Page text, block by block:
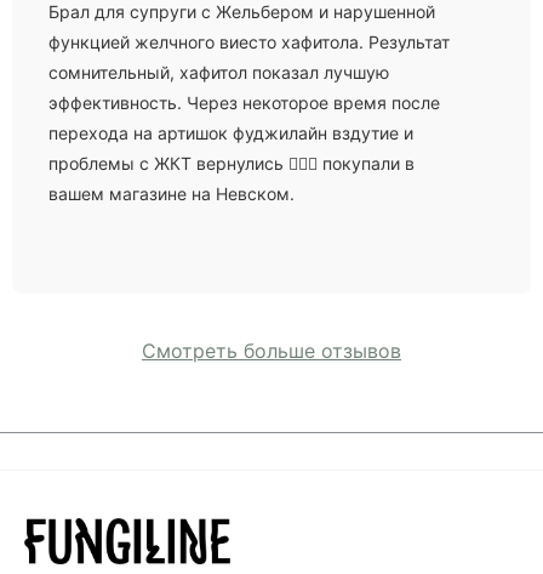
Брал для супруги с Жельбером и нарушенной
функцией желчного виесто хафитола. Результат
сомнительный, хафитол показал лучшую
эффективность. Через некоторое время после
перехода на артишок фуджилайн вздутие и
проблемы с ЖКТ вернулись 🤷🏻‍♂️ покупали в
вашем магазине на Невском.
Смотреть больше отзывов